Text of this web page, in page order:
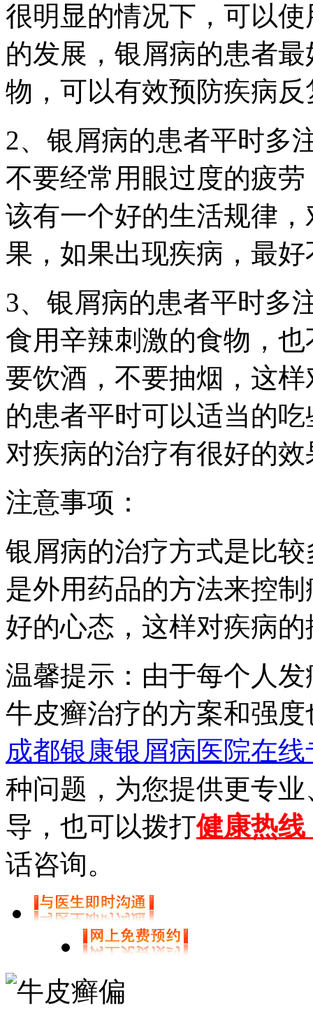
很明显的情况下，可以
的发展，银屑病的患者
物，可以有效预防疾病反
2、银屑病的患者平时多
不要经常用眼过度的疲
该有一个好的生活规律
果，如果出现疾病，最
3、银屑病的患者平时多
食用辛辣刺激的食物，
要饮酒，不要抽烟，这
的患者平时可以适当的
对疾病的治疗有很好的效
注意事项：
银屑病的治疗方式是比
是外用药品的方法来控
好的心态，这样对疾病
温馨提示：由于每个人
牛皮癣治疗的方案和强
成都银康银屑病医院在线
种问题，为您提供更专
导，也可以拨打健康热线
话咨询。